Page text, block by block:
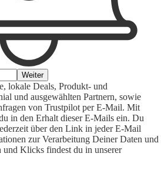
Weiter
lokale Deals, Produkt- und
und ausgewählten Partnern, sowie
von Trustpilot per E-Mail. Mit
in den Erhalt dieser E-Mails ein. Du
über den Link in jeder E-Mail
zur Verarbeitung Deiner Daten und
Klicks findest du in unserer